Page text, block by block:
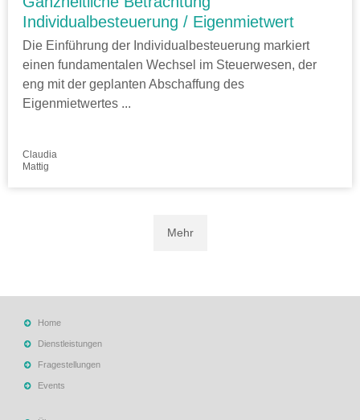
Individualbesteuerung / Eigenmietwert
Die Einführung der Individualbesteuerung markiert
einen fundamentalen Wechsel im Steuerwesen, der
eng mit der geplanten Abschaffung des
Eigenmietwertes ...
Claudia
Mattig
Mehr
Home
Dienstleistungen
Fragestellungen
Events